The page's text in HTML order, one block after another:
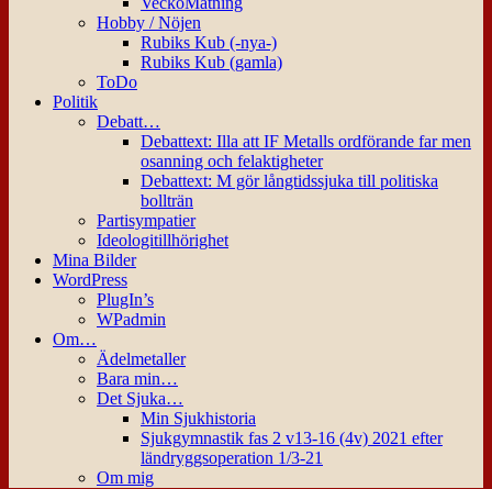
Hobby / Nöjen
Rubiks Kub (-nya-)
Rubiks Kub (gamla)
ToDo
Politik
Debatt…
Debattext: Illa att IF Metalls ordförande far men
osanning och felaktigheter
Debattext: M gör långtidssjuka till politiska
bollträn
Partisympatier
Ideologitillhörighet
Mina Bilder
WordPress
PlugIn’s
WPadmin
Om…
Ädelmetaller
Bara min…
Det Sjuka…
Min Sjukhistoria
Sjukgymnastik fas 2 v13-16 (4v) 2021 efter
ländryggsoperation 1/3-21
Om mig